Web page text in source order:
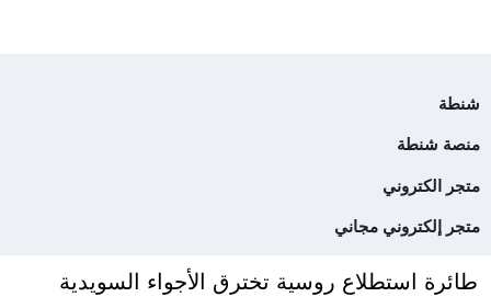
شنطة
منصة شنطة
متجر الكتروني
متجر إلكتروني مجاني
طائرة استطلاع روسية تخترق الأجواء السويدية